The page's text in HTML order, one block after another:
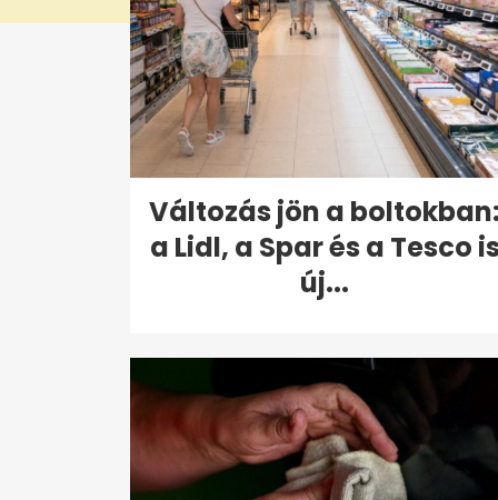
Változás jön a boltokban:
a Lidl, a Spar és a Tesco is
új...